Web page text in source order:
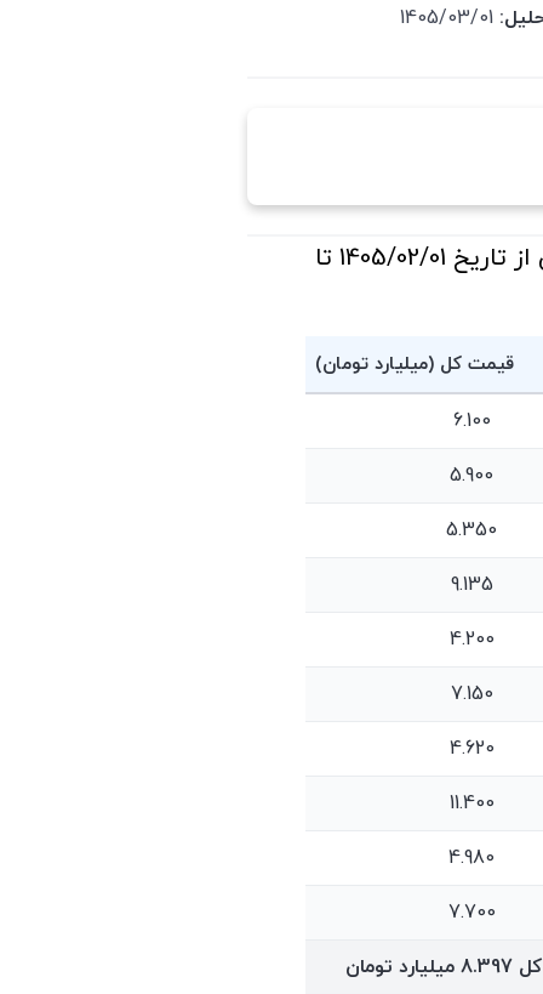
جدول قیمت فروش آپارتمان در منطقه15-افسریه-مشیریه-ابوذر-بیسیم تهران از تاریخ 1405/02/01 تا
قیمت کل (میلیارد تومان)
6.100
5.900
5.350
9.135
4.200
7.150
4.620
11.400
4.980
7.700
8.397 میلیارد تومان